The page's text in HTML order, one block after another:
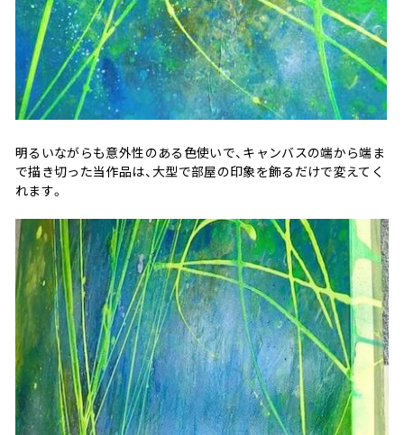
明るいながらも意外性のある色使いで、キャンバスの端から端ま
で描き切った当作品は、大型で部屋の印象を飾るだけで変えてく
れます。